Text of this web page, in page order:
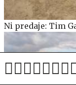
Ni predaje: Tim